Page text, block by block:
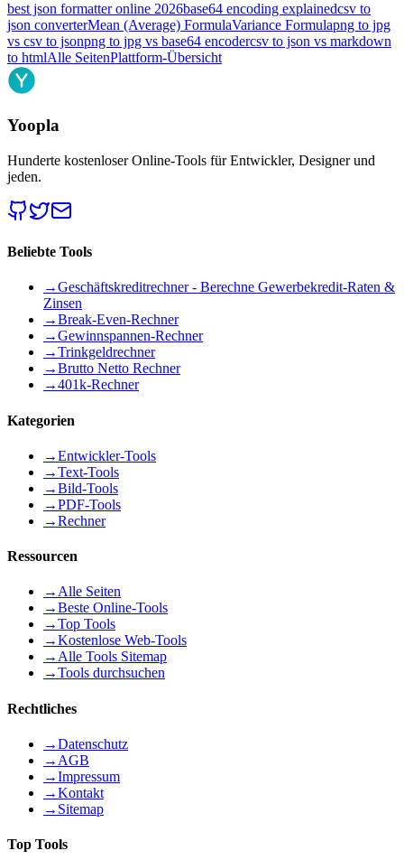
best json formatter online 2026base64 encoding explainedcsv to
json converterMean (Average) FormulaVariance Formulapng to jpg
vs csv to jsonpng to jpg vs base64 encodercsv to json vs markdown
to htmlAlle SeitenPlattform-Übersicht
Yoopla
Hunderte kostenloser Online-Tools für Entwickler, Designer und
jeden.
Beliebte Tools
→Geschäftskreditrechner - Berechne Gewerbekredit-Raten &
Zinsen
→Break-Even-Rechner
→Gewinnspannen-Rechner
→Trinkgeldrechner
→Brutto Netto Rechner
→401k-Rechner
Kategorien
→Entwickler-Tools
→Text-Tools
→Bild-Tools
→PDF-Tools
→Rechner
Ressourcen
→Alle Seiten
→Beste Online-Tools
→Top Tools
→Kostenlose Web-Tools
→Alle Tools Sitemap
→Tools durchsuchen
Rechtliches
→Datenschutz
→ AGB
→Impressum
→Kontakt
→ Sitemap
Top Tools